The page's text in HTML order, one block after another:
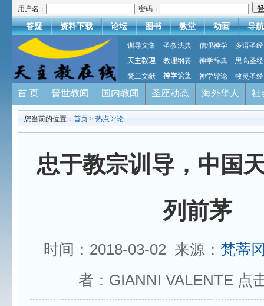
用户名： 密码：
答疑 资料下载 论坛 图书 教堂 动画 导航
训导文集 圣教法典 信理神学
多语圣经
天主教理
教理纲要 神学辞典
思高圣经
梵二文献
神学论集 神学导论 牧灵圣经
首 页 普世教闻 国内教闻 圣座动态 海外华人 社
您当前的位置： 首页 > 热点评论
忠于教宗训导，中国
列前茅
时间：2018-03-02 来源： 梵蒂
者：GIANNI VALENTE 点